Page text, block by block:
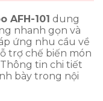
AFH-101 dung
nhanh gọn và
ứng nhu cầu về
trợ chế biến món
tin chi tiết
bày trong nội